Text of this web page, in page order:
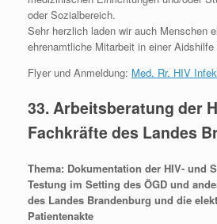
oder Sozialbereich.
Sehr herzlich laden wir auch Menschen
ehrenamtliche Mitarbeit in einer
Flyer und Anmeldung: Med. Rr. HIV
33. Arbeitsberatung der
Fachkräfte des Landes
Thema: Dokumentation der HIV- und
Testung im Setting des ÖGD und
des Landes Brandenburg und die
Patientenakte